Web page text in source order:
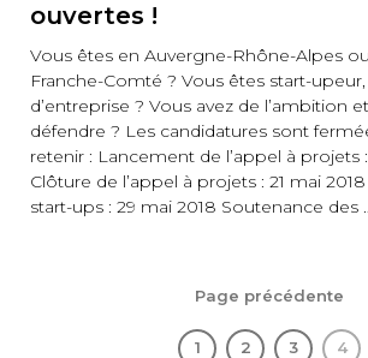
ouvertes !
Vous êtes en Auvergne-Rhône-Alpes
Franche-Comté ? Vous êtes start-
d’entreprise ? Vous avez de l’ambition
défendre ? Les candidatures sont
retenir : Lancement de l’appel à projets :
Clôture de l’appel à projets : 21 mai
start-ups : 29 mai 2018 Soutenance des
Page précédente
1 2 3 4